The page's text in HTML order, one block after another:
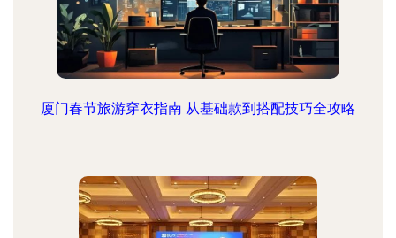
厦门春节旅游穿衣指南 从基础款到搭配技巧全攻略